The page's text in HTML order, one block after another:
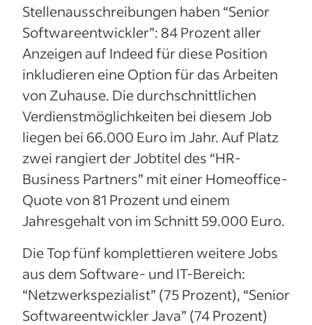
Stellenausschreibungen haben “Senior
Softwareentwickler”: 84 Prozent aller
Anzeigen auf Indeed für diese Position
inkludieren eine Option für das Arbeiten
von Zuhause. Die durchschnittlichen
Verdienstmöglichkeiten bei diesem Job
liegen bei 66.000 Euro im Jahr. Auf Platz
zwei rangiert der Jobtitel des “HR-
Business Partners” mit einer Homeoffice-
Quote von 81 Prozent und einem
Jahresgehalt von im Schnitt 59.000 Euro.
Die Top fünf komplettieren weitere Jobs
aus dem Software- und IT-Bereich:
“Netzwerkspezialist” (75 Prozent), “Senior
Softwareentwickler Java” (74 Prozent)